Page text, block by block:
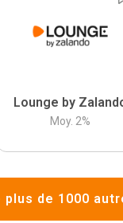
Lounge by
Moy. 2%
plus de 1000